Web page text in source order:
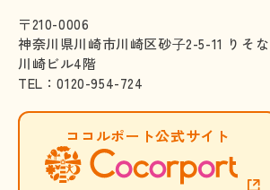
〒210-0006
神奈川県川崎市川崎区砂⼦2-5-11 りそな
川崎ビル4階
TEL ：0120-954-724
ココルポート公式サイト